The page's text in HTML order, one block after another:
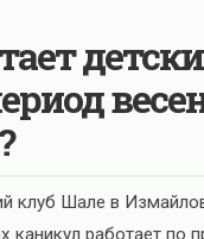
клуб Шале в
каникул работает по